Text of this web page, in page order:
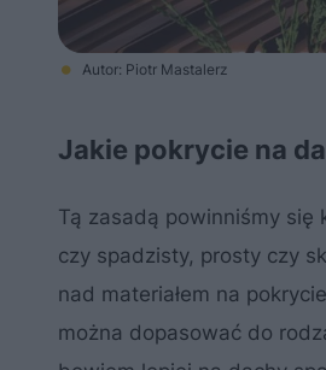
Autor: Piotr Mastalerz
Jakie pokrycie na
Tą zasadą powinniśmy się
czy spadzisty, prosty czy
nad materiałem na
można dopasować do